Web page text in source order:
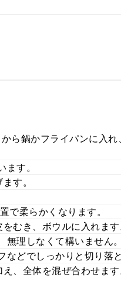
ら鍋かフライパンに入
す。
す。
で柔らかくなります。
むき、ボウルに入れます
理しなくて構いません。
どでしっかりと切り落
、全体を混ぜ合わせま